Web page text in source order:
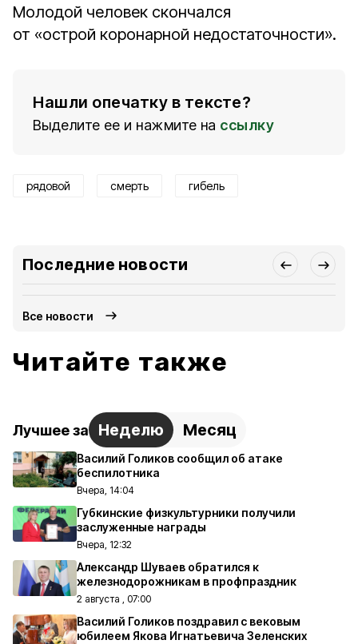
Молодой человек скончался
от «острой коронарной недостаточности».
Нашли опечатку в тексте?
Выделите ее и нажмите на ссылку
рядовой смерть гибель
Последние новости
Все новости
Читайте также
Лучшее за Неделю Месяц
Василий Голиков сообщил об атаке
беспилотника
Вчера, 14:04
Губкинские физкультурники получили
заслуженные награды
Вчера, 12:32
Александр Шуваев обратился к
железнодорожникам в профпраздник
2 августа , 07:00
Василий Голиков поздравил с вековым
юбилеем Якова Игнатьевича Зеленских